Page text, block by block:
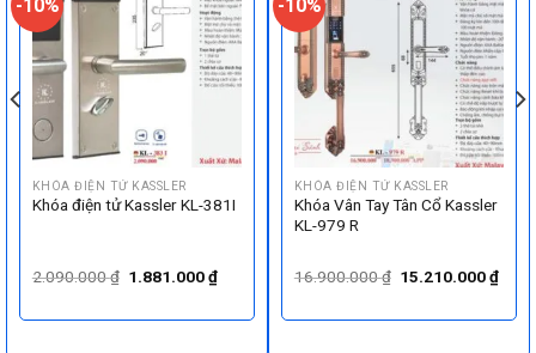
-10%
KHÓA ĐIỆN TỬ KASSLER
Khóa điện tử Kassler KL-381I
2.090.000₫ Giá
2.090.000 ₫.
1.881.000₫Giá
hiện
là:
-10%
KHÓA ĐIỆN TỬ KASSLER
Khóa Vân Tay Tân Cổ Kassler
KL-979 R
16.900.000₫ Giá
16.900.000 ₫.
15.210.000₫Giá
hiện
là: